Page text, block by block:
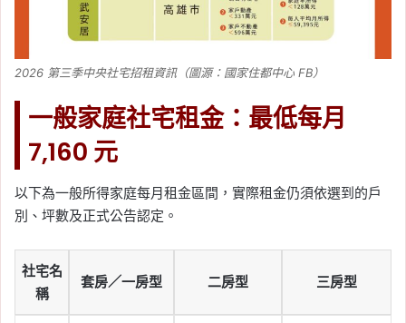
2026 第三季中央社宅招租資訊（圖源：國家住都中心 FB）
一般家庭社宅租金：最低每月
7,160 元
以下為一般所得家庭每月租金區間，實際租金仍須依選到的戶
別、坪數及正式公告認定。
社宅名
稱
套房／一房型 二房型 三房型